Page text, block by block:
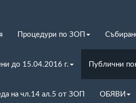
Процедури по ЗОП
до 15.04.2016 г. Публични
на чл.14 ал.5 от ЗОП ОБЯВИ